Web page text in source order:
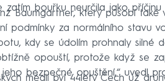
zatím bouřku neurčila jako
Baumgartner, který působí také
podmínky za normálního stavu
kdy se údolím prohnaly silné
opouští, protože když se
bezpečné opuštění,“ uvedl
médií byl 44letý Čech už